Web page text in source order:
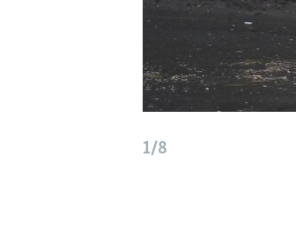
1/8